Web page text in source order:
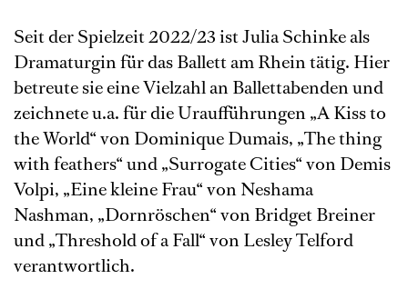
Seit der Spielzeit 2022/23 ist Julia Schinke als
Dramaturgin für das Ballett am Rhein tätig. Hier
betreute sie eine Vielzahl an Ballettabenden und
zeichnete u.a. für die Uraufführungen „A Kiss to
the World“ von Dominique Dumais, „The thing
with feathers“ und „Surrogate Cities“ von Demis
Volpi, „Eine kleine Frau“ von Neshama
Nashman, „Dornröschen“ von Bridget Breiner
und „Threshold of a Fall“ von Lesley Telford
verantwortlich.